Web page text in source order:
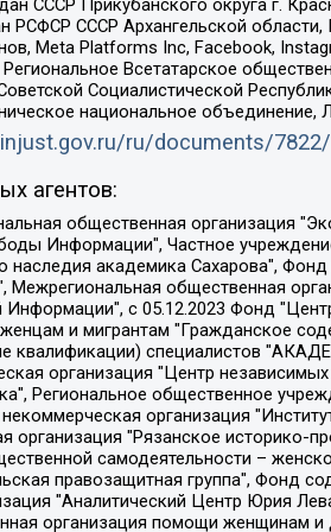
СССР Прикубанского округа г.
РСФСР СССР Архангельской
Meta Platforms Inc, Facebook,
Региональное Всетатарское
Социалистической
национальное объединение,
ru/documents/7822/
агентов:
"Рязанское историко-просветительское и правозащитное общество "Мемориал" (Рязанский Мемориал), Челябинский региональный орган общественной самодеятельности – женское общественное объединение "Женщины Евразии", Челябинский региональный орган общественной самодеятельности "Уральская правозащитная группа", Фонд содействия защите здоровья и социальной справедливости имени Андрея Рылькова, Автономная Некоммерческая Организация "Аналитический Центр Юрия Левады", Автономная некоммерческая организация социальной поддержки населения "Проект Апрель", Региональная общественная организация помощи женщинам и детям, находящимся в кризисной ситуации "Информационно-методический центр "Анна", Фонд содействия развитию массовых коммуникаций и правовому просвещению "Так-так-Так", Фонд содействия устойчивому развитию "Серебряная тайга", Свердловский региональный общественный фонд социальных проектов "Новое время", "Idel.Реалии", Кавказ.Реалии, Крым.Реалии, Телеканал Настоящее Время, Татаро-башкирская служба Радио Свобода (Azatliq Radiosi), Радио Свободная Европа/Радио Свобода (PCE/PC), "Сибирь.Реалии", "Фактограф", Благотворительный фонд помощи осужденным и их семьям, Автономная некоммерческая организация "Институт глобализации и социальных движений", Фонд "В защиту прав заключенных", Частное учреждение "Центр поддержки и содействия развитию средств массовой информации", Пензенский региональный общественный благотворительный фонд "Гражданский союз", "Север.Реалии", Некоммерческая организация Фонд "Правовая инициатива", Общество с ограниченной ответственностью "Радио Свободная Европа/Радио Свобода", Чешское информационное агентство "MEDIUM-ORIENT", Красноярская региональная общественная организация "Мы против СПИДа", Камалягин Денис Николаевич, Маркелов Сергей Евгеньевич, Пономарев Лев Александрович, Савицкая Людмила Алексеевна, Автономная некоммерческая организация "Центр по работе с проблемой насилия "НАСИЛИЮ.НЕТ", Межрегиональный профессиональный союз работников здравоохранения "Альянс врачей", Юридическое лицо, зарегистрированное в Латвийской Республике, SIA "Medusa Project" (регистрационный номер 40103797863, дата регистрации 10.06.2014), Некоммерческая организация "Фонд по борьбе с